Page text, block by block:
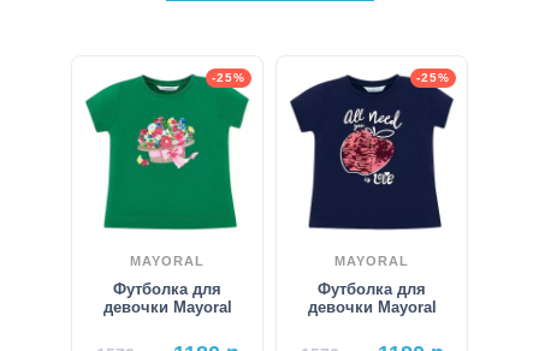
-25%
MAYORAL
Футболка для
девочки Mayoral
-25%
MAYORAL
Футболка для
девочки Mayoral